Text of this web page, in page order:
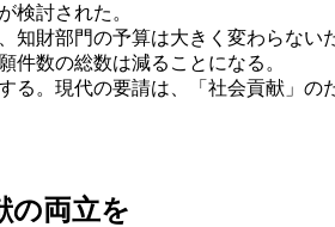
検討された。
財部門の予算は大きく変わらな
件数の総数は減ることになる。
。現代の要請は、「社会貢献」
の両立を